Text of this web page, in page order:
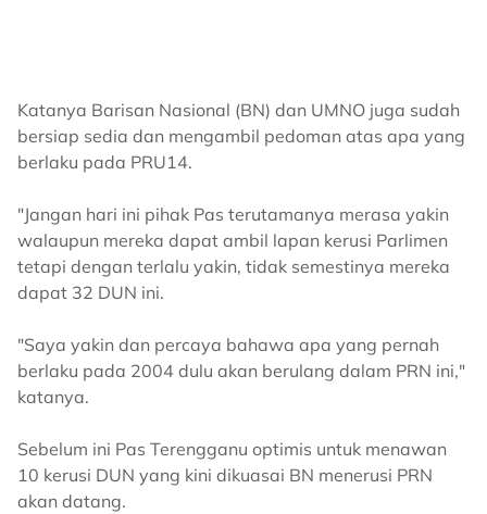
Katanya Barisan Nasional (BN) dan UMNO juga sudah
bersiap sedia dan mengambil pedoman atas apa yang
berlaku pada PRU14.
"Jangan hari ini pihak Pas terutamanya merasa yakin
walaupun mereka dapat ambil lapan kerusi Parlimen
tetapi dengan terlalu yakin, tidak semestinya mereka
dapat 32 DUN ini.
"Saya yakin dan percaya bahawa apa yang pernah
berlaku pada 2004 dulu akan berulang dalam PRN ini,"
katanya.
Sebelum ini Pas Terengganu optimis untuk menawan
10 kerusi DUN yang kini dikuasai BN menerusi PRN
akan datang.